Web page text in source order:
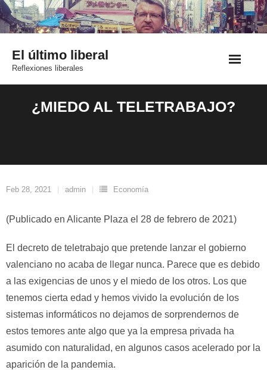
Saltar
al
El último liberal
Reflexiones liberales
¿MIEDO AL TELETRABAJO?
Feb 28, 2021 admin Economía
(Publicado en Alicante Plaza el 28 de febrero de 2021)
El decreto de teletrabajo que pretende lanzar el gobierno
valenciano no acaba de llegar nunca. Parece que es debido
a las exigencias de unos y el miedo de los otros. Los que
tenemos cierta edad y hemos vivido la evolución de los
sistemas informáticos no dejamos de sorprendernos de
estos temores ante algo que ya la empresa privada ha
asumido con naturalidad, en algunos casos acelerado por la
aparición de la pandemia.